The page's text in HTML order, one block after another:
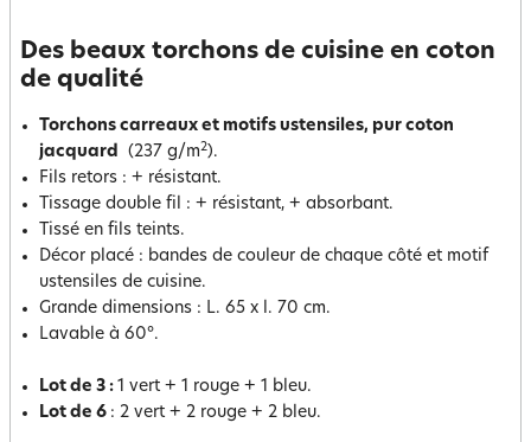
Des beaux torchons de cuisine en coton
de qualité
Torchons carreaux et motifs ustensiles, pur coton
jacquard (237 g/m2).
Fils retors : + résistant.
Tissage double fil : + résistant, + absorbant.
Tissé en fils teints.
Décor placé : bandes de couleur de chaque côté et motif
ustensiles de cuisine.
Grande dimensions : L. 65 x l. 70 cm.
Lavable à 60°.
Lot de 3 : 1 vert + 1 rouge + 1 bleu.
Lot de 6 : 2 vert + 2 rouge + 2 bleu.